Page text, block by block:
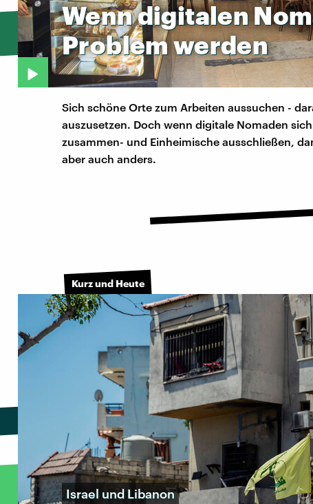
Wenndigitalen
Problemwerden
Sich schöne Orte zum Arbeiten aussuchen -
auszusetzen. Doch wenn digitale Nomaden
zusammen- und Einheimische ausschließen,
aber auch anders.
Kurz und Heute
Israel und Libanon